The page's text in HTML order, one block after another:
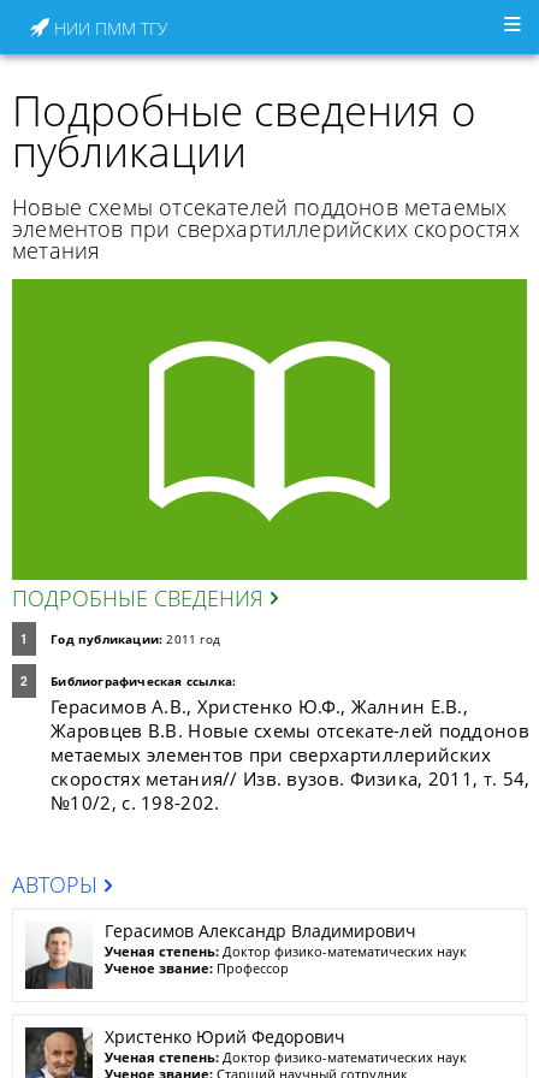
НИИ ПММ ТГУ
Подробные сведения о
публикации
Новые схемы отсекателей поддонов метаемых
элементов при сверхартиллерийских скоростях
метания
ПОДРОБНЫЕ СВЕДЕНИЯ
Год публикации: 2011 год
Библиографическая ссылка:
Герасимов А.В., Христенко Ю.Ф., Жалнин Е.В.,
Жаровцев В.В. Новые схемы отсекате-лей поддонов
метаемых элементов при сверхартиллерийских
скоростях метания// Изв. вузов. Физика, 2011, т. 54,
№10/2, с. 198-202.
АВТОРЫ
Герасимов Александр Владимирович
Ученая степень: Доктор физико-математических наук
Ученое звание: Профессор
Христенко Юрий Федорович
Ученая степень: Доктор физико-математических наук
Ученое звание: Старший научный сотрудник